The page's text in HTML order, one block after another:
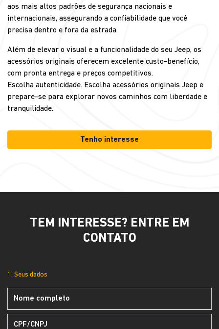
aos mais altos padrões de segurança nacionais e
internacionais, assegurando a confiabilidade que você
precisa dentro e fora da estrada.
Além de elevar o visual e a funcionalidade do seu Jeep, os
acessórios originais oferecem excelente custo-benefício,
com pronta entrega e preços competitivos.
Escolha autenticidade. Escolha acessórios originais Jeep e
prepare-se para explorar novos caminhos com liberdade e
tranquilidade.
Tenho interesse
TEM INTERESSE? ENTRE EM
CONTATO
1. Seus dados